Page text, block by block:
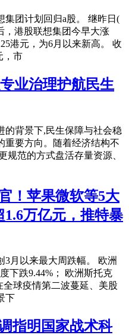
集团计划回归a股。 继昨日(
，港股联想集团今早大涨
港元，为6月以来新高。 收
，市
业治理护航民生
的背景下,民生保障与社会稳
重要方向。随着经济结构不
规范的方式盘活存量资源、
！苹果微软等5大
万亿元，推特暴
3月以来最大周跌幅。 欧洲
下跌9.44%； 欧洲斯托克
全球疫情第二波蔓延、美股
下
指明国家战术科